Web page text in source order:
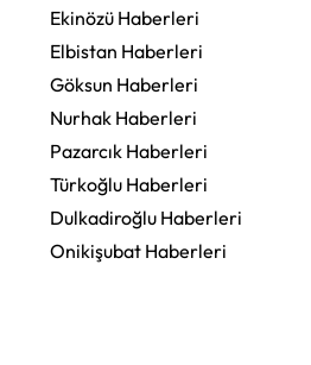
Ekinözü Haberleri
Elbistan Haberleri
Göksun Haberleri
Nurhak Haberleri
Pazarcık Haberleri
Türkoğlu Haberleri
Dulkadiroğlu Haberleri
Onikişubat Haberleri